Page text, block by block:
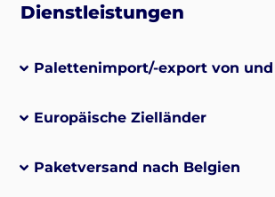
Dienstleistungen
Palettenimport/-export von
Europäische Zielländer
Paketversand nach Belgien